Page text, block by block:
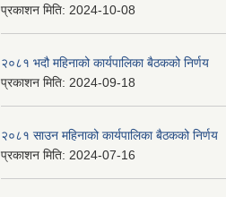
प्रकाशन मिति: 2024-10-08
२०८१ भदौ महिनाको कार्यपालिका बैठकको निर्णय
प्रकाशन मिति: 2024-09-18
२०८१ साउन महिनाको कार्यपालिका बैठकको निर्णय
प्रकाशन मिति: 2024-07-16